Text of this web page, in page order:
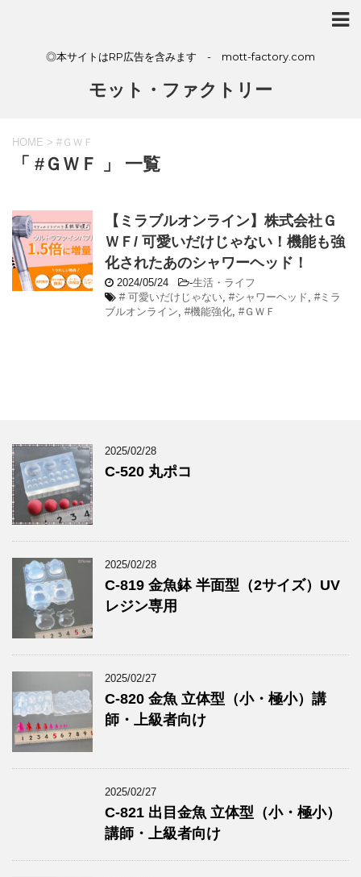
◎本サイトはRP広告を含みます - mott-factory.com
モット・ファクトリー
HOME > #ＧＷＦ
「 #ＧＷＦ 」 一覧
【ミラブルオンライン】株式会社Ｇ
ＷＦ/ 可愛いだけじゃない！機能も強
化されたあのシャワーヘッド！
2024/05/24 -生活・ライフ
# 可愛いだけじゃない, #シャワーヘッド, #ミラ
ブルオンライン, #機能強化, #ＧＷＦ
2025/02/28
C-520 丸ポコ
2025/02/28
C-819 金魚鉢 半面型（2サイズ）UV
レジン専用
2025/02/27
C-820 金魚 立体型（小・極小）講
師・上級者向け
2025/02/27
C-821 出目金魚 立体型（小・極小）
講師・上級者向け